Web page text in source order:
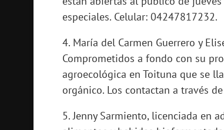
especiales. Celular: 04247817232.
4. María del Carmen Guerrero y
Comprometidos a fondo con su
agroecológica en Toituna que se
orgánico. Los contactan a través
5. Jenny Sarmiento, licenciada en